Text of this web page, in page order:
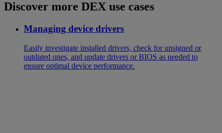
Discover more DEX use cases
Managing device drivers
Easily investigate installed drivers, check for unsigned or
outdated ones, and update drivers or BIOS as needed to
ensure optimal device performance.